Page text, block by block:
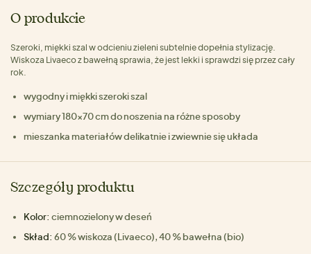
O produkcie
Szeroki, miękki szal w odcieniu zieleni subtelnie dopełnia stylizację.
Wiskoza Livaeco z bawełną sprawia, że jest lekki i sprawdzi się przez cały
rok.
wygodny i miękki szeroki szal
wymiary 180×70 cm do noszenia na różne sposoby
mieszanka materiałów delikatnie i zwiewnie się układa
Szczegóły produktu
Kolor: ciemnozielony w deseń
Skład: 60 % wiskoza (Livaeco), 40 % bawełna (bio)